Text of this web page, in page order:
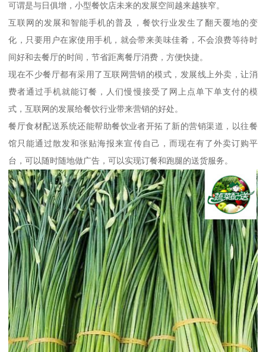
可谓是与日俱增，小型餐饮店未来的发展空间越来越狭窄。
互联网的发展和智能手机的普及，餐饮行业发生了翻天覆地的变
化，只要用户在家使用手机，就会带来美味佳肴，不会浪费等待时
间好和去餐厅的时间，节省距离餐厅消费，方便快捷。
现在不少餐厅都有采用了互联网营销的模式，发展线上外卖，让消
费者通过手机就能订餐，人们慢慢接受了网上点单下单支付的模
式，互联网的发展给餐饮行业带来营销的好处。
餐厅食材配送系统还能帮助餐饮业者开拓了新的营销渠道，以往餐
馆只能通过散发和张贴海报来宣传自己，而现在有了外卖订购平
台，可以随时随地做广告，可以实现订餐和跑腿的送货服务。